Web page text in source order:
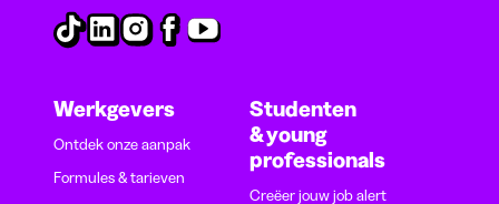
Werkgevers
Ontdek onze aanpak
Formules & tarieven
Studenten
& young
professionals
Creëer jouw job alert